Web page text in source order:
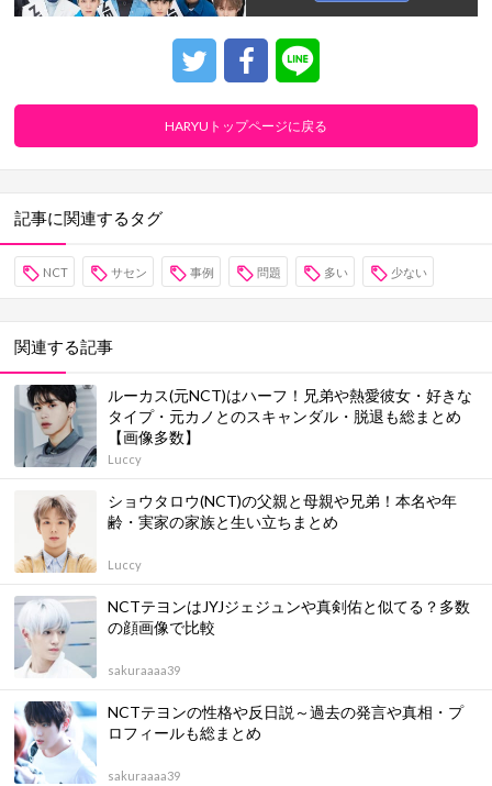
HARYUトップページに戻る
記事に関連するタグ
NCT サセン 事例 問題 多い 少ない
関連する記事
ルーカス(元NCT)はハーフ！兄弟や熱愛彼女・好きな
タイプ・元カノとのスキャンダル・脱退も総まとめ
【画像多数】
Luccy
ショウタロウ(NCT)の父親と母親や兄弟！本名や年
齢・実家の家族と生い立ちまとめ
Luccy
NCTテヨンはJYJジェジュンや真剣佑と似てる？多数
の顔画像で比較
sakuraaaa39
NCTテヨンの性格や反日説～過去の発言や真相・プ
ロフィールも総まとめ
sakuraaaa39